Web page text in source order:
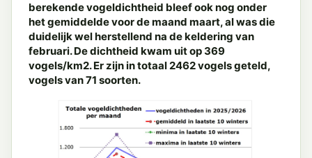
berekende vogeldichtheid bleef ook nog onder
het gemiddelde voor de maand maart, al was die
duidelijk wel herstellend na de keldering van
februari. De dichtheid kwam uit op 369
vogels/km2. Er zijn in totaal 2462 vogels geteld,
vogels van 71 soorten.